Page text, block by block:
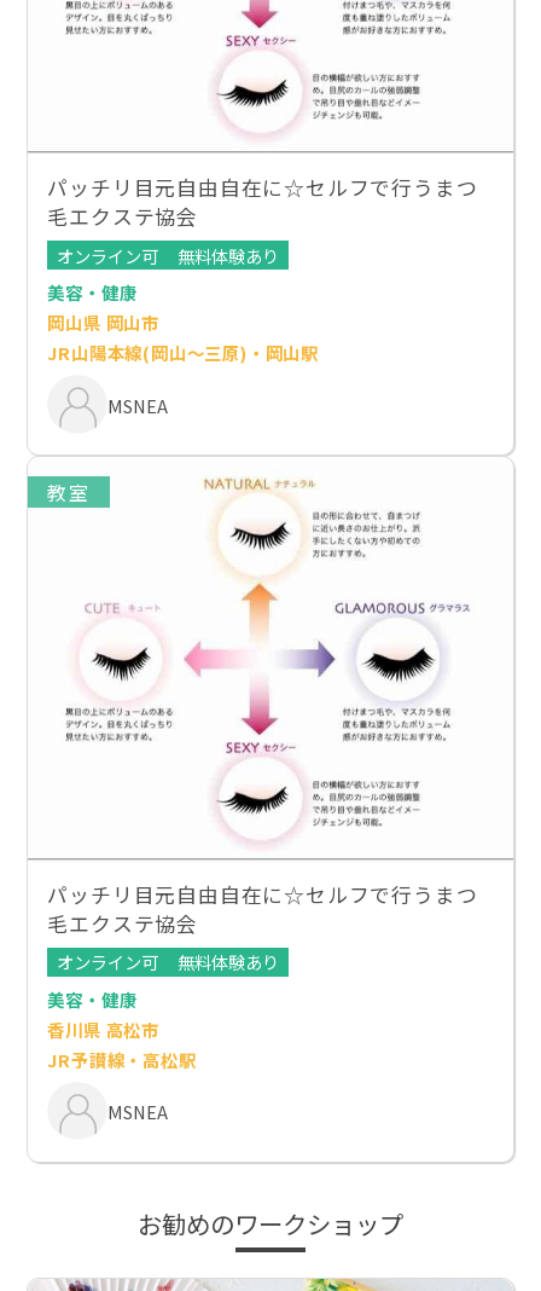
パッチリ目元自由自在に☆セルフで行うまつ
毛エクステ協会
オンライン可
無料体験あり
美容・健康
岡山県 岡山市
JR山陽本線(岡山～三原)・岡山駅
MSNEA
教室
パッチリ目元自由自在に☆セルフで行うまつ
毛エクステ協会
オンライン可
無料体験あり
美容・健康
香川県 高松市
JR予讃線・高松駅
MSNEA
お勧めのワークショップ